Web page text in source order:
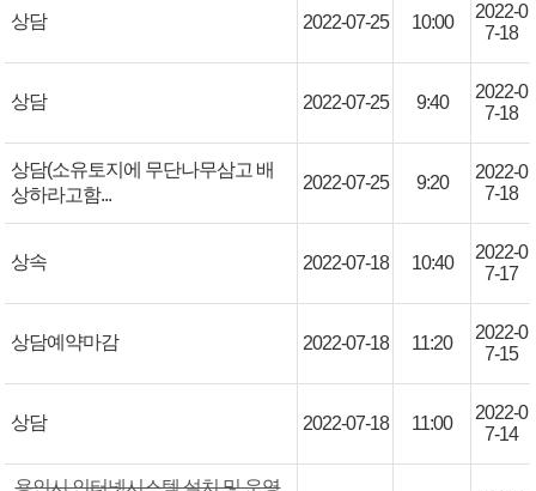
상담 2022-07-25 10:00
2022-0
7-18
상담 2022-07-25 9:40
2022-0
7-18
상담(소유토지에 무단나무삼고 배
상하라고함...
2022-07-25 9:20
2022-0
7-18
상속 2022-07-18 10:40
2022-0
7-17
상담예약마감 2022-07-18 11:20
2022-0
7-15
상담 2022-07-18 11:00
2022-0
7-14
용인시 인터넷시스템 설치 및 운영